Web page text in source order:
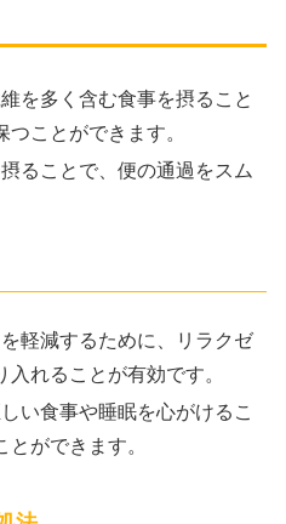
を多く含む食事を摂ること
ことができます。
ることで、便の通過をスム
軽減するために、リラクゼ
れることが有効です。
い食事や睡眠を心がけるこ
ができます。